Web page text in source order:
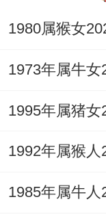
法则”餐盘：
优质蛋白、
同要注意足底
看站在二月的
个声部都有不